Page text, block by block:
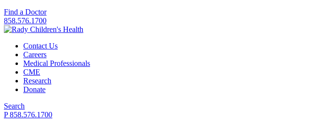
Find a Doctor
858.576.1700
Contact Us
Careers
Medical Professionals
CME
Research
Donate
Search
P 858.576.1700